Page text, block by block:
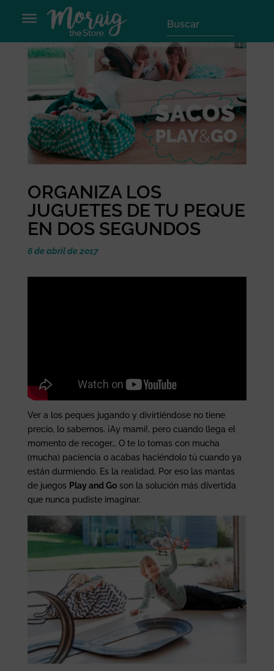
ORGANIZA LOS
JUGUETES DE TU PEQUE
EN DOS SEGUNDOS
6 de abril de 2017
Ver a los peques jugando y divirtiéndose no tiene
precio, lo sabemos. ¡Ay mami!, pero cuando llega el
momento de recoger… O te lo tomas con mucha
(mucha) paciencia o acabas haciéndolo tú cuando ya
están durmiendo. Es la realidad. Por eso las mantas
de juegos Play and Goson la solución más divertida
que nunca pudiste imaginar.